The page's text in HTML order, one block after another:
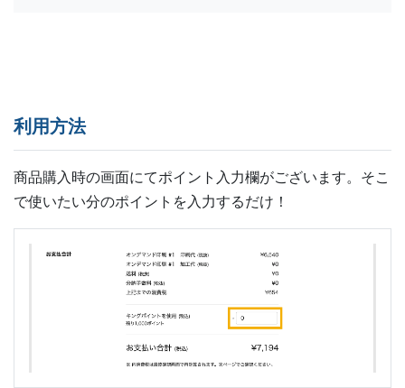
利用方法
商品購入時の画面にてポイント入力欄がございます。そこ
で使いたい分のポイントを入力するだけ！